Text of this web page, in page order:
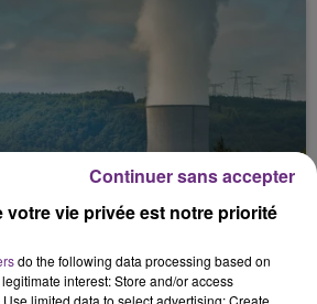
DE CHOOZ
semaine que la centrale
est à l'arrêt. Une situation
votre vie privée est notre priorité
do the following data processing based on
interest: Store and/or access
limited data to select advertising; Create
Continuer sans accepter